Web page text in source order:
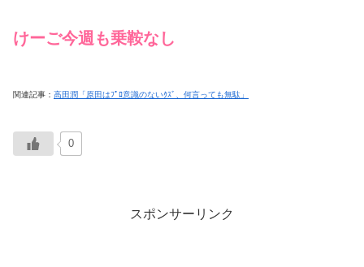
けーご今週も乗鞍なし
関連記事： 高田潤「原田はﾌﾟﾛ意識のないｸｽﾞ、何言っても無駄」
0
スポンサーリンク